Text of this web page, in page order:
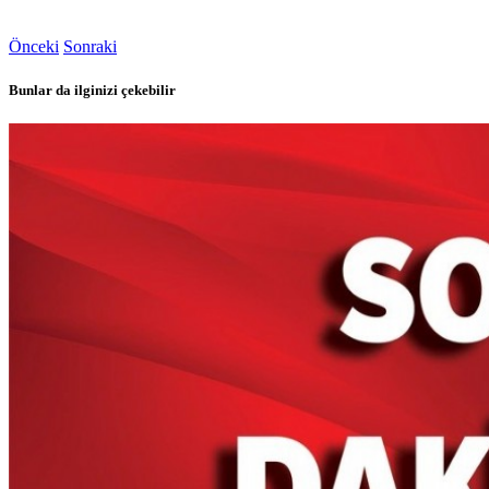
Önceki Sonraki
Bunlar da ilginizi çekebilir